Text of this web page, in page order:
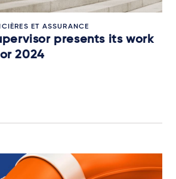
ET ASSURANCE
presents its work
2024